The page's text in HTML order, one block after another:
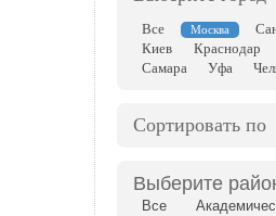
Все Москва
Киев
Краснодар
Самара
Уфа
Сортировать по
Выберите
Все